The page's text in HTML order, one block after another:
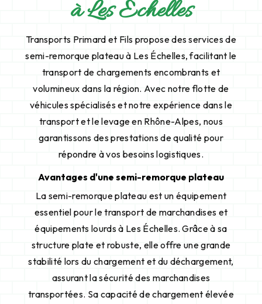
à Les Échelles
Transports Primard et Fils propose des services de
semi-remorque plateau à Les Échelles, facilitant le
transport de chargements encombrants et
volumineux dans la région. Avec notre flotte de
véhicules spécialisés et notre expérience dans le
transport et le levage en Rhône-Alpes, nous
garantissons des prestations de qualité pour
répondre à vos besoins logistiques.
Avantages d'une semi-remorque plateau
La semi-remorque plateau est un équipement
essentiel pour le transport de marchandises et
équipements lourds à Les Échelles. Grâce à sa
structure plate et robuste, elle offre une grande
stabilité lors du chargement et du déchargement,
assurant la sécurité des marchandises
transportées. Sa capacité de chargement élevée